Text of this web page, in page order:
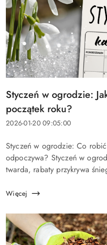
Tytuł
artykułu:
Styczeń w ogrodzie:
początek roku?
Data
2026-01-20 09:05:00
Treść
artykułu:
Styczeń w ogrodzie: Co
odpoczywa? Styczeń w
twarda, rabaty przykrywa
ogród niczego...
Więcej